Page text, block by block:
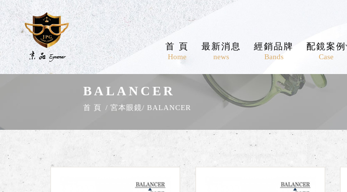
首 頁
Home
最新消息
news
經銷品牌
Bands
配鏡案例
Case
BALANCER
首 頁 宮本眼鏡 BALANCER